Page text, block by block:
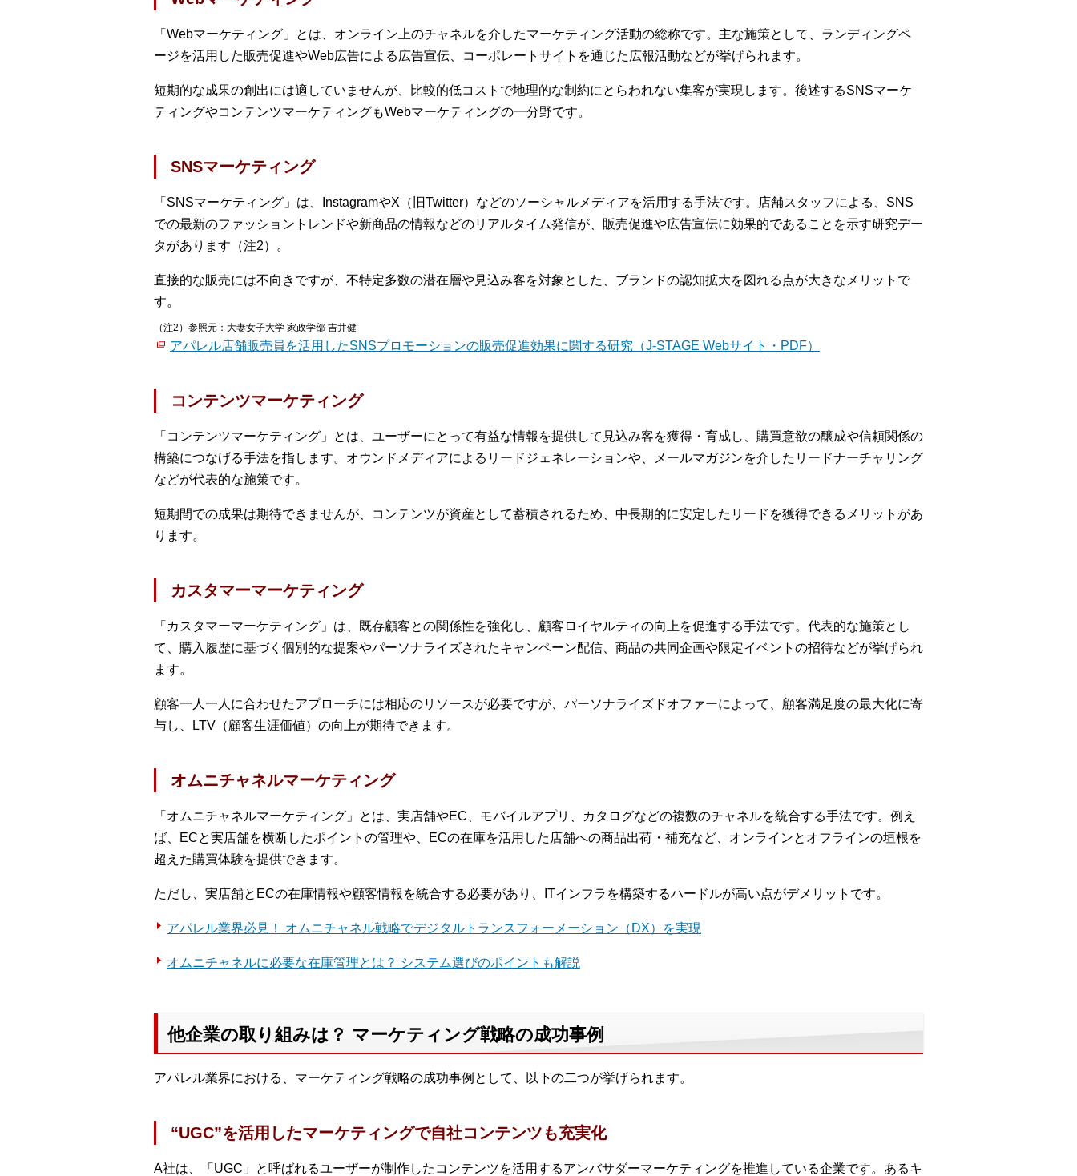
「Webマーケティング」とは、オンライン上のチャネルを介したマーケティング活動の総称です。主な施策として、ランディングペ
ージを活用した販売促進やWeb広告による広告宣伝、コーポレートサイトを通じた広報活動などが挙げられます。
短期的な成果の創出には適していませんが、比較的低コストで地理的な制約にとらわれない集客が実現します。後述するSNSマーケ
ティングやコンテンツマーケティングもWebマーケティングの一分野です。
SNSマーケティング
「SNSマーケティング」は、InstagramやX（旧Twitter）などのソーシャルメディアを活用する手法です。店舗スタッフによる、SNS
での最新のファッショントレンドや新商品の情報などのリアルタイム発信が、販売促進や広告宣伝に効果的であることを示す研究デー
タがあります（注2）。
直接的な販売には不向きですが、不特定多数の潜在層や見込み客を対象とした、ブランドの認知拡大を図れる点が大きなメリットで
す。
（注2）参照元：大妻女子大学 家政学部 吉井健
アパレル店舗販売員を活用したSNSプロモーションの販売促進効果に関する研究（J-STAGE Webサイト・PDF）
コンテンツマーケティング
「コンテンツマーケティング」とは、ユーザーにとって有益な情報を提供して見込み客を獲得・育成し、購買意欲の醸成や信頼関係の
構築につなげる手法を指します。オウンドメディアによるリードジェネレーションや、メールマガジンを介したリードナーチャリング
などが代表的な施策です。
短期間での成果は期待できませんが、コンテンツが資産として蓄積されるため、中長期的に安定したリードを獲得できるメリットがあ
ります。
カスタマーマーケティング
「カスタマーマーケティング」は、既存顧客との関係性を強化し、顧客ロイヤルティの向上を促進する手法です。代表的な施策とし
て、購入履歴に基づく個別的な提案やパーソナライズされたキャンペーン配信、商品の共同企画や限定イベントの招待などが挙げられ
ます。
顧客一人一人に合わせたアプローチには相応のリソースが必要ですが、パーソナライズドオファーによって、顧客満足度の最大化に寄
与し、LTV（顧客生涯価値）の向上が期待できます。
オムニチャネルマーケティング
「オムニチャネルマーケティング」とは、実店舗やEC、モバイルアプリ、カタログなどの複数のチャネルを統合する手法です。例え
ば、ECと実店舗を横断したポイントの管理や、ECの在庫を活用した店舗への商品出荷・補充など、オンラインとオフラインの垣根を
超えた購買体験を提供できます。
ただし、実店舗とECの在庫情報や顧客情報を統合する必要があり、ITインフラを構築するハードルが高い点がデメリットです。
アパレル業界必見！ オムニチャネル戦略でデジタルトランスフォーメーション（DX）を実現
オムニチャネルに必要な在庫管理とは？ システム選びのポイントも解説
他企業の取り組みは？ マーケティング戦略の成功事例
アパレル業界における、マーケティング戦略の成功事例として、以下の二つが挙げられます。
“UGC”を活用したマーケティングで自社コンテンツも充実化
A社は、「UGC」と呼ばれるユーザーが制作したコンテンツを活用するアンバサダーマーケティングを推進している企業です。あるキ